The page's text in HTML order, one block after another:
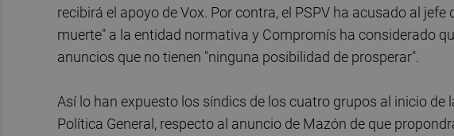
recibirá el apoyo de Vox. Por contra, el PSPV ha acusado al jefe
muerte" a la entidad normativa y Compromís ha considerado
anuncios que no tienen "ninguna posibilidad de prosperar".
Así lo han expuesto los síndics de los cuatro grupos al inicio
Política General, respecto al anuncio de Mazón de que